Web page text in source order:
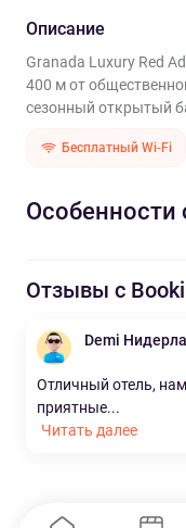
Описание
Granada Luxury Red
400 м от
сезонный открытый
Бесплатный Wi-Fi
Особенности
Отзывы с
Demi
Отличный отель,
приятные...
Читать далее